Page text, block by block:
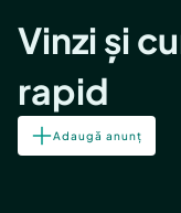
Vinzi și
rapid
Adaugă anunț